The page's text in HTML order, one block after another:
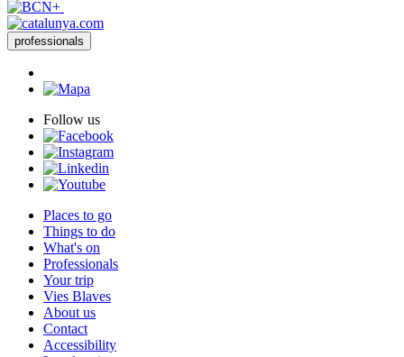
professionals
Follow us
Places to go
Things to do
What's on
Professionals
Your trip
Vies Blaves
About us
Contact
Accessibility